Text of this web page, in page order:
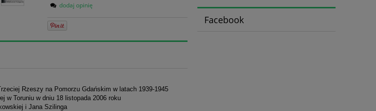
dodaj opinię
Rzeszy na Pomorzu Gdańskim w latach 1939-1945
w Toruniu w dniu 18 listopada 2006 roku
i Jana Szilinga
Facebook